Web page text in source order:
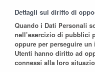
Dettagli sul diritto di
Quando i Dati Personali
nell’esercizio di pubblici
oppure per perseguire
Utenti hanno diritto ad
connessi alla loro